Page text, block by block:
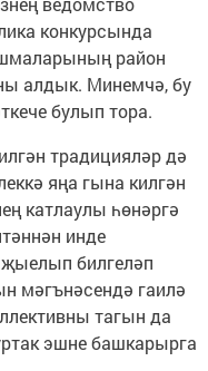
конкурсында
район
алдык. Минемчә, бу
булып тора.
традицияләр дә
яңа гына килгән
катлаулы һөнәргә
инде
җыелып билгеләп
мәгънәсендә гаилә
тагын да
эшне башкарырга